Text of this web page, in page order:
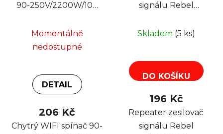
90-250V/2200W/10A
Momentálně
nedostupné
DETAIL
206 Kč
Chytrý WIFI spínač 90-
signálu Rebel
Skladem (5 ks)
DO KOŠÍKU
196 Kč
Repeater zesilovač
signálu Rebel